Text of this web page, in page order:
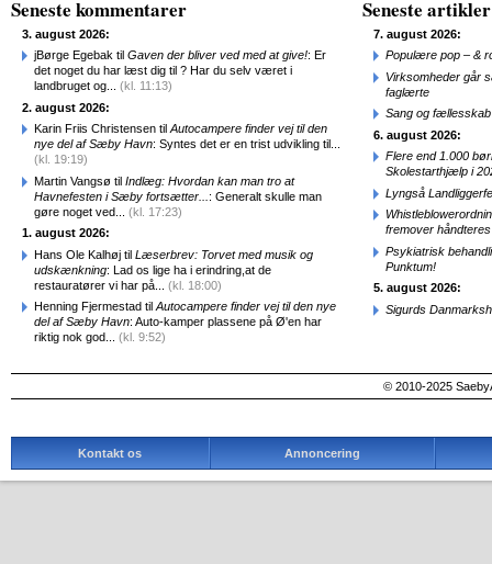
Seneste kommentarer
3. august 2026:
jBørge Egebak til Gaven der bliver ved med at give!: Er
det noget du har læst dig til ? Har du selv været i
landbruget og... (kl. 11:13)
2. august 2026:
Karin Friis Christensen til Autocampere finder vej til den
nye del af Sæby Havn: Syntes det er en trist udvikling til...
(kl. 19:19)
Martin Vangsø til Indlæg: Hvordan kan man tro at
Havnefesten i Sæby fortsætter... : Generalt skulle man
gøre noget ved... (kl. 17:23)
1. august 2026:
Hans Ole Kalhøj til Læserbrev: Torvet med musik og
udskænkning: Lad os lige ha i erindring,at de
restauratører vi har på... (kl. 18:00)
Henning Fjermestad til Autocampere finder vej til den nye
del af Sæby Havn: Auto-kamper plassene på Ø'en har
riktig nok god... (kl. 9:52)
Seneste artikler
7. august 2026:
Populære pop – &
Virksomheder går
faglærte
Sang og
6. august 2026:
Flere end 1.000
Skolestarthjælp i
Lyngså
fremover
Psykiatrisk
Punktum!
5. august 2026:
Sigurds
© 2010-2025
Kontakt os Annoncering